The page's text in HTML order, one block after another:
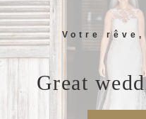
Votre
Great